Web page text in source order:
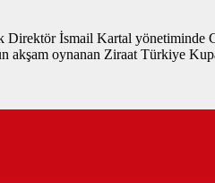
Direktör İsmail Kartal yönetiminde
akşam oynanan Ziraat Türkiye